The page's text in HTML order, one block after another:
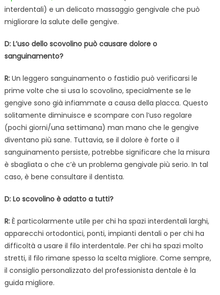
interdentali) e un delicato massaggio gengivale che può
migliorare la salute delle gengive.
D: L’uso dello scovolino può causare dolore o
sanguinamento?
R:Un leggero sanguinamento o fastidio può verificarsi le
prime volte che si usa lo scovolino, specialmente se le
gengive sono già infiammate a causa della placca. Questo
solitamente diminuisce e scompare con l’uso regolare
(pochi giorni/una settimana) man mano che le gengive
diventano più sane. Tuttavia, se il dolore è forte o il
sanguinamento persiste, potrebbe significare che la misura
è sbagliata o che c’è un problema gengivale più serio. In tal
caso, è bene consultare il dentista.
D: Lo scovolino è adatto a tutti?
R:È particolarmente utile per chi ha spazi interdentali larghi,
apparecchi ortodontici, ponti, impianti dentali o per chi ha
difficoltà a usare il filo interdentale. Per chi ha spazi molto
stretti, il filo rimane spesso la scelta migliore. Come sempre,
il consiglio personalizzato del professionista dentale è la
guida migliore.